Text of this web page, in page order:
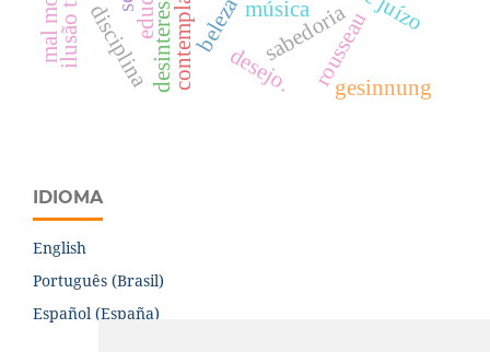
beleza música
contemplação
desinteresse sabedoria
rousseau
disciplina desejo. gesinnung
IDIOMA
English
Português (Brasil)
Español (España)